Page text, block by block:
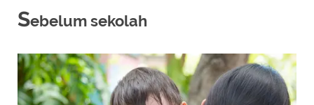
Sebelum sekolah